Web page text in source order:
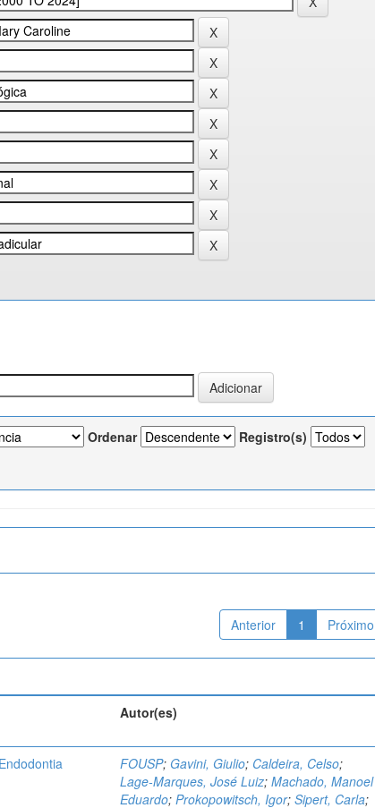
Ordenar Registro(s)
Anterior 1 Próximo
Autor(es)
FOUSP; Gavini, Giulio; Caldeira, Celso;
Lage-Marques, José Luiz;Machado, Manoel
Eduardo;Prokopowitsch, Igor;Sipert, Carla;